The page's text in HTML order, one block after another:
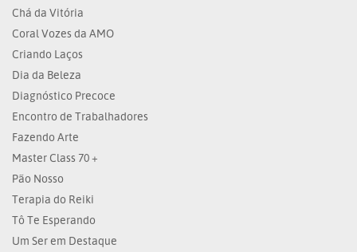
Chá da Vitória
Coral Vozes da AMO
Criando Laços
Dia da Beleza
Diagnóstico Precoce
Encontro de Trabalhadores
Fazendo Arte
Master Class 70 +
Pão Nosso
Terapia do Reiki
Tô Te Esperando
Um Ser em Destaque